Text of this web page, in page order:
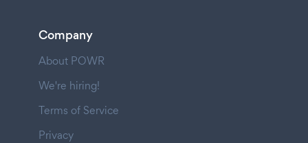
Company
About POWR
We're hiring!
Terms of Service
Privacy